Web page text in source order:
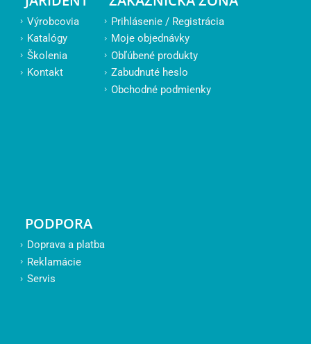
Výrobcovia
Katalógy
Školenia
Kontakt
Prihlásenie / Registrácia
Moje objednávky
Obľúbené produkty
Zabudnuté heslo
Obchodné podmienky
PODPORA
Doprava a platba
Reklamácie
Servis